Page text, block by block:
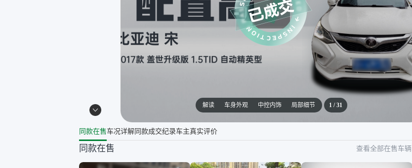
解读 车身外观 中控内饰 局部细节 1/31
同款在售车况详解同款成交纪录车主真实评价
同款在售 查看全部在售车辆